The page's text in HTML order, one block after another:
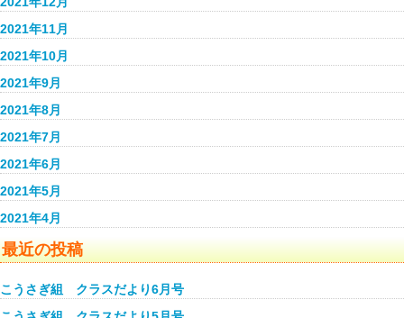
2021年11月
2021年10月
2021年9月
2021年8月
2021年7月
2021年6月
2021年5月
2021年4月
最近の投稿
こうさぎ組 クラスだより6月号